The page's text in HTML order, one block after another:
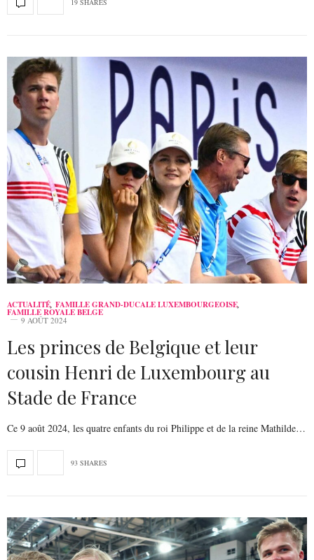
19 SHARES
ACTUALITÉ, FAMILLE GRAND-DUCALE LUXEMBOURGEOISE,
FAMILLE ROYALE BELGE
9 AOÛT 2024
Les princes de Belgique et leur
cousin Henri de Luxembourg au
Stade de France
Ce 9 août 2024, les quatre enfants du roi Philippe et de la reine Mathilde…
93 SHARES